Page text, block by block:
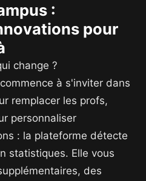
:
pour
change ?
à s'inviter dans
remplacer les profs,
personnaliser
: la plateforme détecte
statistiques. Elle vous
des